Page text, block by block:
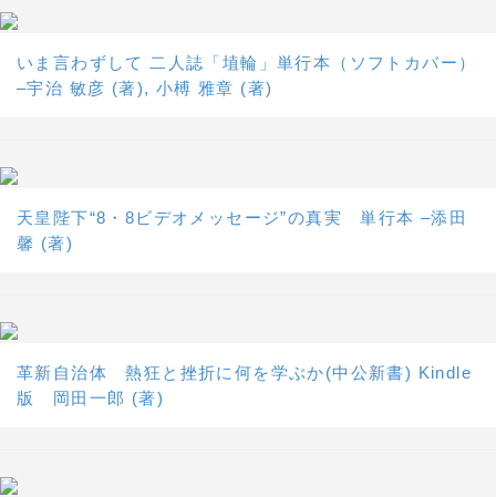
いま言わずして 二人誌「埴輪」単行本（ソフトカバー）
–宇治 敏彦 (著), 小榑 雅章 (著)
天皇陛下“8・8ビデオメッセージ”の真実 単行本 –添田
馨 (著)
革新自治体 熱狂と挫折に何を学ぶか(中公新書) Kindle
版 岡田一郎 (著)